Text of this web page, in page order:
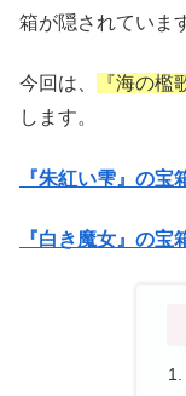
箱が隠されていま
今回は、 『海の
します。
『朱紅い雫』の宝
『白き魔女』の宝